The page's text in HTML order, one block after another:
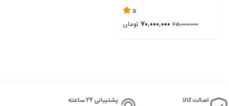
5
75,000,000
70,000,000 تومان
اصالت کالا
پشتیبانی 24 ساعته